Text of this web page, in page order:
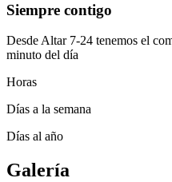
Siempre contigo
Desde Altar 7-24 tenemos el
minuto del día
Horas
Días a la semana
Días al año
Galería